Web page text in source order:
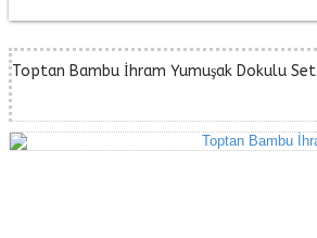
Toptan Bambu İhram Yumuşak Dokulu Set